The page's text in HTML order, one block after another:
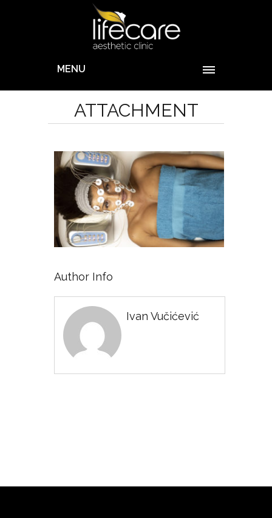
MENU
ATTACHMENT
Author Info
Ivan Vučićević